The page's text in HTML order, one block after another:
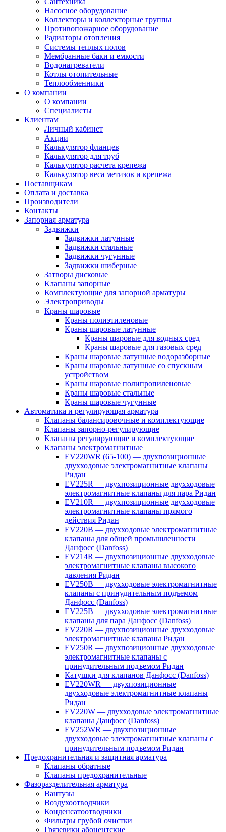
Насосное оборудование
Коллекторы и коллекторные группы
Противопожарное оборудование
Радиаторы отопления
Системы теплых полов
Мембранные баки и емкости
Водонагреватели
Котлы отопительные
Теплообменники
О компании
О компании
Специалисты
Клиентам
Личный кабинет
Акции
Калькулятор фланцев
Калькулятор для труб
Калькулятор расчета крепежа
Калькулятор веса метизов и крепежа
Поставщикам
Оплата и доставка
Производители
Контакты
Запорная арматура
Задвижки
Задвижки латунные
Задвижки стальные
Задвижки чугунные
Задвижки шиберные
Затворы дисковые
Клапаны запорные
Комплектующие для запорной арматуры
Электроприводы
Краны шаровые
Краны полиэтиленовые
Краны шаровые латунные
Краны шаровые для водных сред
Краны шаровые для газовых сред
Краны шаровые латунные водоразборные
Краны шаровые латунные со спускным
устройством
Краны шаровые полипропиленовые
Краны шаровые стальные
Краны шаровые чугунные
Автоматика и регулирующая арматура
Клапаны балансировочные и комплектующие
Клапаны запорно-регулирующие
Клапаны регулирующие и комплектующие
Клапаны электромагнитные
EV220WR (65-100) — двухпозиционные
двухходовые электромагнитные клапаны
Ридан
EV225R — двухпозиционные двухходовые
электромагнитные клапаны для пара Ридан
EV210R — двухпозиционные двухходовые
электромагнитные клапаны прямого
действия Ридан
EV220B — двухходовые электромагнитные
клапаны для общей промышленности
Данфосс (Danfoss)
EV214R — двухпозиционные двухходовые
электромагнитные клапаны высокого
давления Ридан
EV250B — двухходовые электромагнитные
клапаны с принудительным подъемом
Данфосс (Danfoss)
EV225B — двухходовые электромагнитные
клапаны для пара Данфосс (Danfoss)
EV220R — двухпозиционные двухходовые
электромагнитные клапаны Ридан
EV250R — двухпозиционные двухходовые
электромагнитные клапаны с
принудительным подъемом Ридан
Катушки для клапанов Данфосс (Danfoss)
EV220WR — двухпозиционные
двухходовые электромагнитные клапаны
Ридан
EV220W — двухходовые электромагнитные
клапаны Данфосс (Danfoss)
EV252WR — двухпозиционные
двухходовые электромагнитные клапаны с
принудительным подъемом Ридан
Предохранительная и защитная арматура
Клапаны обратные
Клапаны предохранительные
Фазоразделительная арматура
Вантузы
Воздухоотводчики
Конденсатоотводчики
Фильтры грубой очистки
Грязевики абонентские